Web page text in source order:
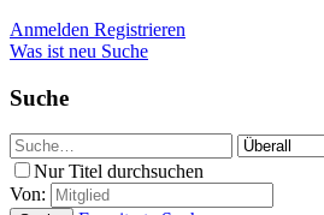
Anmelden Registrieren
Was ist neu Suche
Suche
Nur Titel durchsuchen
Von: